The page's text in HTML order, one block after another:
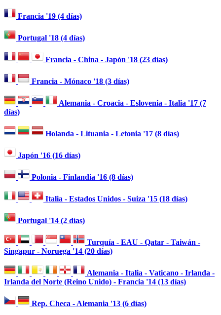
Francia '19 (4 días)
Portugal '18 (4 días)
Francia - China - Japón '18 (23 días)
Francia - Mónaco '18 (3 días)
Alemania - Croacia - Eslovenia - Italia '17 (7
días)
Holanda - Lituania - Letonia '17 (8 días)
Japón '16 (16 días)
Polonia - Finlandia '16 (8 días)
Italia - Estados Unidos - Suiza '15 (18 días)
Portugal '14 (2 días)
Turquía - EAU - Qatar - Taiwán -
Singapur - Noruega '14 (20 días)
Alemania - Italia - Vaticano - Irlanda -
Irlanda del Norte (Reino Unido) - Francia '14 (13 días)
Rep. Checa - Alemania '13 (6 días)